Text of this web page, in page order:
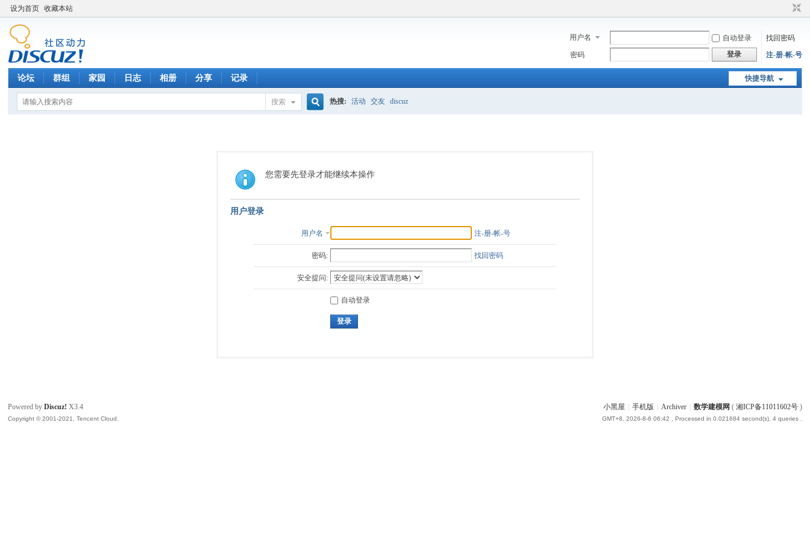
设为首页 收藏本站
用户名 自动登录
找回密码
密码
登录 注-册-帐-号
快捷导航
论坛 群组 家园 日志 相册 分享 记录
搜索
索
热搜: 活动 交友 discuz
您需要先登录才能继续本操作
用户登录
用户名 注-册-帐-号
密码: 找回密码
安全提问:
自动登录
登录
小黑屋 手机版 Archiver 数学建模网 ( 湘ICP备11011602号)
GMT+8, 2026-8-6 06:42 , Processed in 0.021684 second(s), 4 queries .
Powered byDiscuz! X3.4
Copyright © 2001-2021, Tencent Cloud.